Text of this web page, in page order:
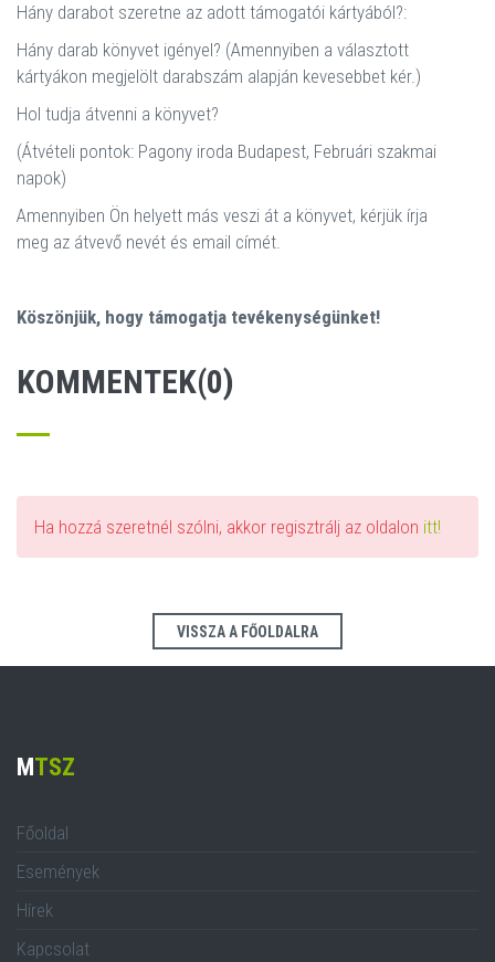
Hány darabot szeretne az adott támogatói kártyából?:
Hány darab könyvet igényel? (Amennyiben a választott
kártyákon megjelölt darabszám alapján kevesebbet kér.)
Hol tudja átvenni a könyvet?
(Átvételi pontok: Pagony iroda Budapest, Februári szakmai
napok)
Amennyiben Ön helyett más veszi át a könyvet, kérjük írja
meg az átvevő nevét és email címét.
Köszönjük, hogy támogatja tevékenységünket!
KOMMENTEK(0)
Ha hozzá szeretnél szólni, akkor regisztrálj az oldalon itt!
VISSZA A FŐOLDALRA
M TSZ
Főoldal
Események
Hírek
Kapcsolat